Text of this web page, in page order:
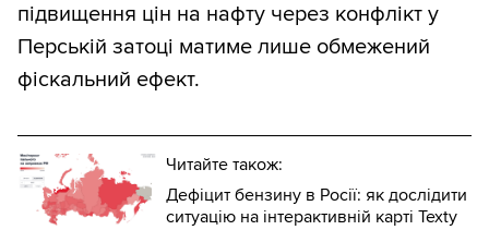
підвищення цін на нафту через конфлікт у
Перській затоці матиме лише обмежений
фіскальний ефект.
Читайте також:
Дефіцит бензину в Росії: як дослідити
ситуацію на інтерактивній карті Texty